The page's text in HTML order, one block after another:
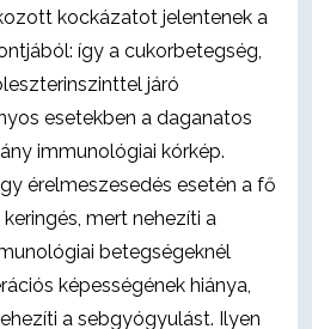
kockázatot jelentenek a
így a cukorbetegség,
járó
esetekben a daganatos
immunológiai kórkép.
érelmeszesedés esetén a fő
mert nehezíti a
betegségeknél
képességének hiánya,
a sebgyógyulást. Ilyen